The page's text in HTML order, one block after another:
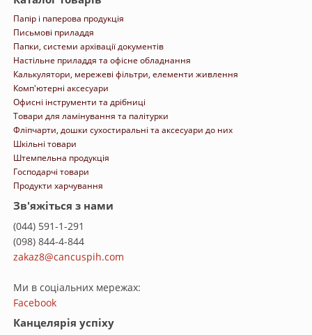
Папір і паперова продукція
Письмові приладдя
Папки, системи архівації документів
Настільне приладдя та офісне обладнання
Калькулятори, мережеві фільтри, елементи живлення
Комп'ютерні аксесуари
Офисні інструменти та дрібниці
Товари для ламінування та палітурки
Фліпчарти, дошки сухостиральні та аксесуари до них
Шкільні товари
Штемпельна продукція
Господарчі товари
Продукти харчування
Зв'яжіться з нами
(044) 591-1-291
(098) 844-4-844
zakaz8@cancuspih.com
Ми в соціальних мережах:
Facebook
Канцелярія успіху